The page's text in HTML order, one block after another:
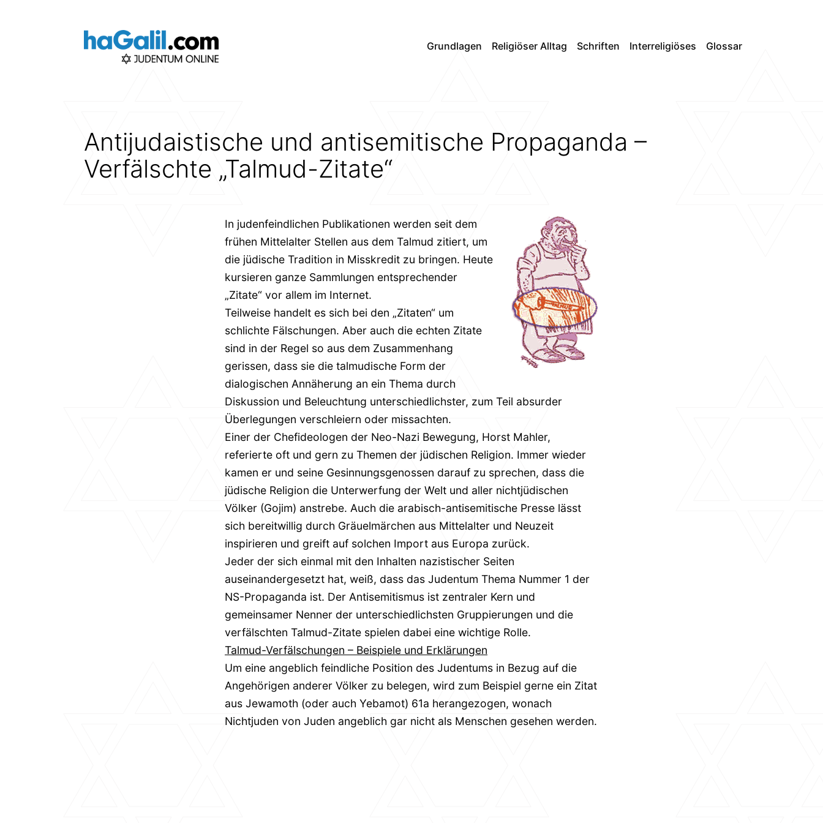
Grundlagen Religiöser Alltag Schriften Interreligiöses Glossar
Antijudaistische und antisemitische Propaganda –
Verfälschte „Talmud-Zitate“
In judenfeindlichen Publikationen werden seit dem
frühen Mittelalter Stellen aus dem Talmud zitiert, um
die jüdische Tradition in Misskredit zu bringen. Heute
kursieren ganze Sammlungen entsprechender
„Zitate“ vor allem im Internet.
Teilweise handelt es sich bei den „Zitaten“ um
schlichte Fälschungen. Aber auch die echten Zitate
sind in der Regel so aus dem Zusammenhang
gerissen, dass sie die talmudische Form der
dialogischen Annäherung an ein Thema durch
Diskussion und Beleuchtung unterschiedlichster, zum Teil absurder
Überlegungen verschleiern oder missachten.
Einer der Chefideologen der Neo-Nazi Bewegung, Horst Mahler,
referierte oft und gern zu Themen der jüdischen Religion. Immer wieder
kamen er und seine Gesinnungsgenossen darauf zu sprechen, dass die
jüdische Religion die Unterwerfung der Welt und aller nichtjüdischen
Völker (Gojim) anstrebe. Auch die arabisch-antisemitische Presse lässt
sich bereitwillig durch Gräuelmärchen aus Mittelalter und Neuzeit
inspirieren und greift auf solchen Import aus Europa zurück.
Jeder der sich einmal mit den Inhalten nazistischer Seiten
auseinandergesetzt hat, weiß, dass das Judentum Thema Nummer 1 der
NS-Propaganda ist. Der Antisemitismus ist zentraler Kern und
gemeinsamer Nenner der unterschiedlichsten Gruppierungen und die
verfälschten Talmud-Zitate spielen dabei eine wichtige Rolle.
Talmud-Verfälschungen – Beispiele und Erklärungen
Um eine angeblich feindliche Position des Judentums in Bezug auf die
Angehörigen anderer Völker zu belegen, wird zum Beispiel gerne ein Zitat
aus Jewamoth (oder auch Yebamot) 61a herangezogen, wonach
Nichtjuden von Juden angeblich gar nicht als Menschen gesehen werden.